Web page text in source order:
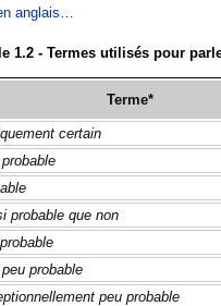
anglais…
1.2 - Termes utilisés pour
Terme*
certain
probable que non
probable
peu probable